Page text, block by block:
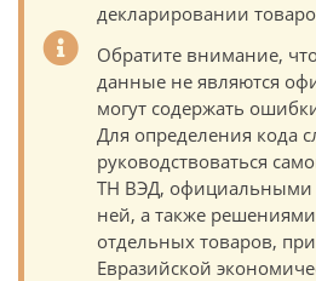
декларировании
Обратите внимание,
данные не являются
могут содержать
Для определения кода
руководствоваться
ТН ВЭД, официальными
ней, а также
отдельных товаров,
Евразийской